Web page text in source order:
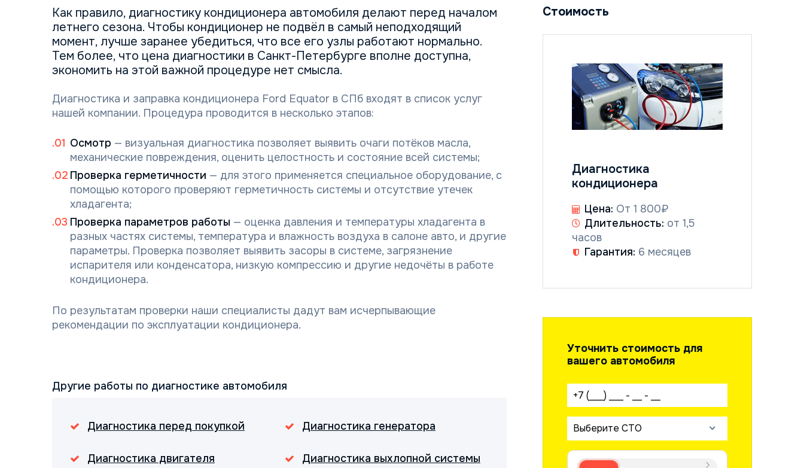
Как правило, диагностику кондиционера автомобиля делают перед началом
летнего сезона. Чтобы кондиционер не подвёл в самый неподходящий
момент, лучше заранее убедиться, что все его узлы работают нормально.
Тем более, что цена диагностики в Санкт-Петербурге вполне доступна,
экономить на этой важной процедуре нет смысла.
Диагностика и заправка кондиционера Ford Equator в СПб входят в список услуг
нашей компании. Процедура проводится в несколько этапов:
Осмотр — визуальная диагностика позволяет выявить очаги потёков масла,
механические повреждения, оценить целостность и состояние всей системы;
Проверка герметичности — для этого применяется специальное оборудование, с
помощью которого проверяют герметичность системы и отсутствие утечек
хладагента;
Проверка параметров работы — оценка давления и температуры хладагента в
разных частях системы, температура и влажность воздуха в салоне авто, и другие
параметры. Проверка позволяет выявить засоры в системе, загрязнение
испарителя или конденсатора, низкую компрессию и другие недочёты в работе
кондиционера.
По результатам проверки наши специалисты дадут вам исчерпывающие
рекомендации по эксплуатации кондиционера.
Другие работы по диагностике автомобиля
Диагностика перед покупкой
Диагностика двигателя
Диагностика генератора
Диагностика выхлопной системы
Стоимость
Диагностика
кондиционера
Цена: От 1 800₽
Длительность: от 1,5
часов
Гарантия: 6 месяцев
Уточнить стоимость для
вашего автомобиля
Ваш телефон:
Выберите СТО